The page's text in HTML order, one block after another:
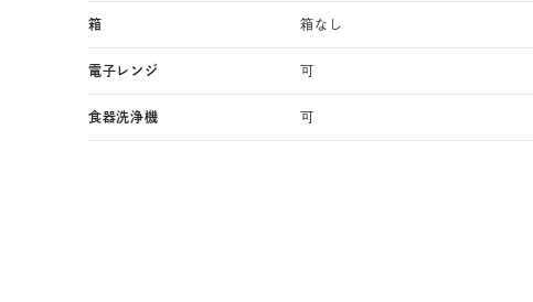
箱 箱なし
電子レンジ 可
食器洗浄機 可